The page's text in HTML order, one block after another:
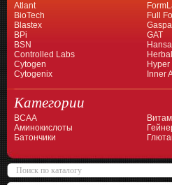
Atlant
BioTech
Blastex
BPi
BSN
Controlled Labs
Cytogen
Cytogenix
Full
GAT
Hansa
Hyper
Inner
Категории
BCAA
Аминокислоты
Батончики